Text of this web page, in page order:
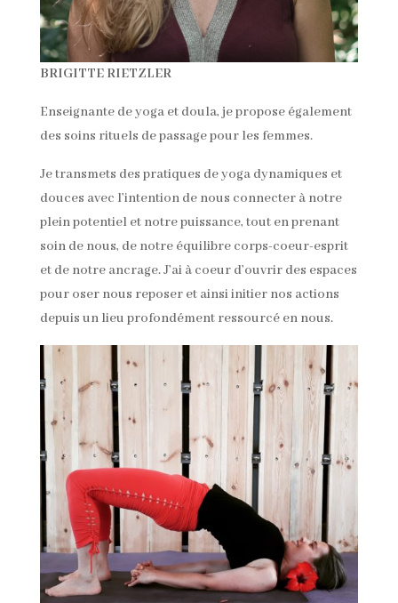
BRIGITTE RIETZLER
Enseignante de yoga et doula, je propose également
des soins rituels de passage pour les femmes.
Je transmets des pratiques de yoga dynamiques et
douces avec l’intention de nous connecter à notre
plein potentiel et notre puissance, tout en prenant
soin de nous, de notre équilibre corps-coeur-esprit
et de notre ancrage. J’ai à coeur d’ouvrir des espaces
pour oser nous reposer et ainsi initier nos actions
depuis un lieu profondément ressourcé en nous.